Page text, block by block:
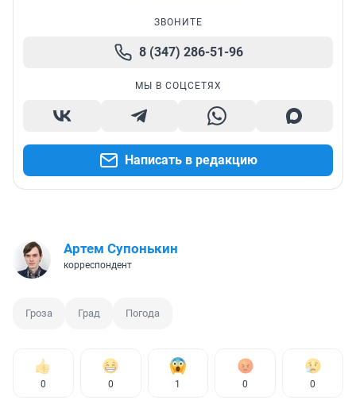
ЗВОНИТЕ
8 (347) 286-51-96
МЫ В СОЦСЕТЯХ
Написать в редакцию
Артем Супонькин
корреспондент
Гроза Град Погода
0 0 1 0 0